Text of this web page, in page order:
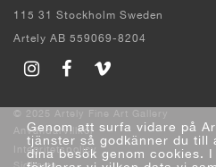
115 31 Stockholm Sweden
Artely AB 559069-8204
© 2025 Artely Fine Art Gallery
Användarvillkor
Integritetspolicy
Genom att surfa vidare på
tjänster så godkänner du till
dina besök genom cookies.